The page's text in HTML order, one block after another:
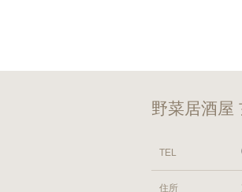
野菜居酒屋
TEL
住所